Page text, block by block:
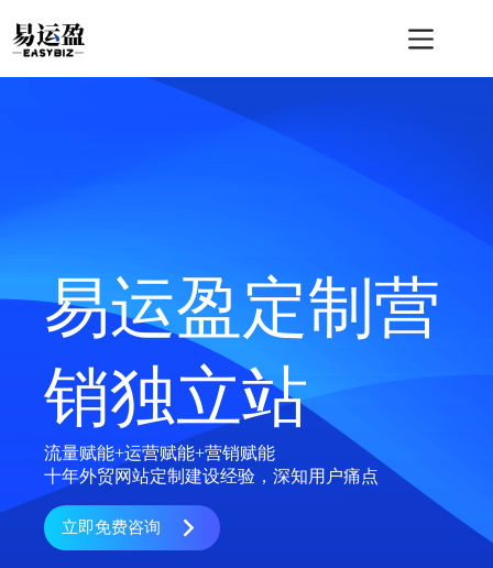
至
内
容
易运盈定制营
销独立站
流量赋能+运营赋能+营销赋能
十年外贸网站定制建设经验，深知用户痛点
立即免费咨询